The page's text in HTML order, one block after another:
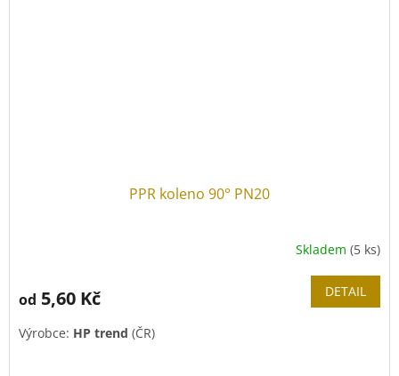
PPR koleno 90° PN20
Skladem (5 ks)
od 5,60 Kč DETAIL
Výrobce: HP trend (ČR)